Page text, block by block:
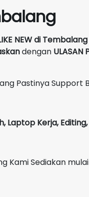
NEWdi Tembalang
dengan ULASAN
Pastinya Support
Laptop Kerja,
Kami Sediakan